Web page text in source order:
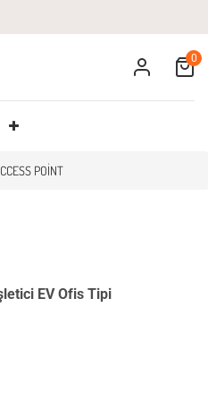
Cart
0
POINT
EV Ofis Tipi